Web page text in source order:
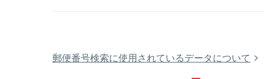
郵便番号検索に使用されているデータについて